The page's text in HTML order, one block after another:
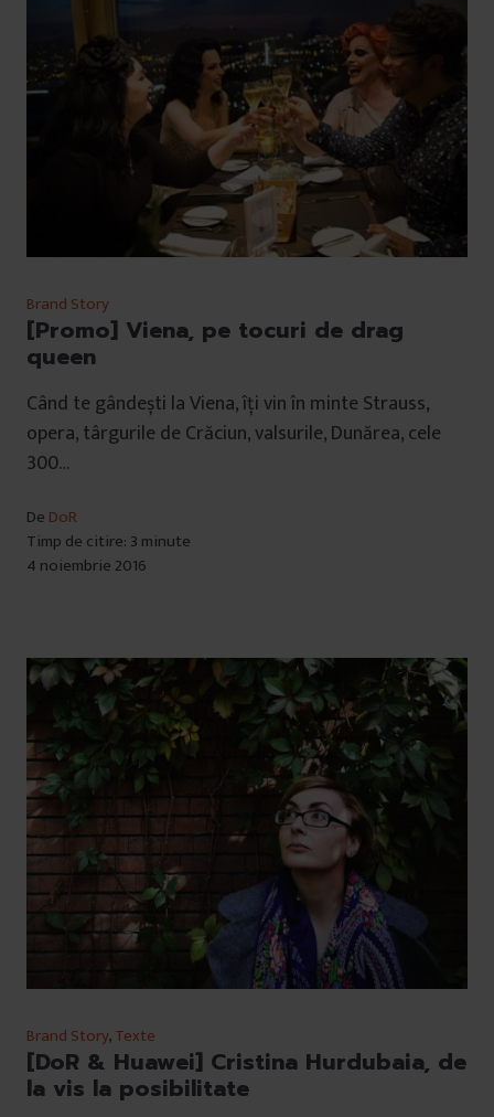
Brand Story
[Promo] Viena, pe tocuri de drag
queen
Când te gândești la Viena, îți vin în minte Strauss,
opera, târgurile de Crăciun, valsurile, Dunărea, cele
300…
De DoR
Timp de citire: 3 minute
4 noiembrie 2016
Brand Story,Texte
[DoR & Huawei] Cristina Hurdubaia, de
la vis la posibilitate